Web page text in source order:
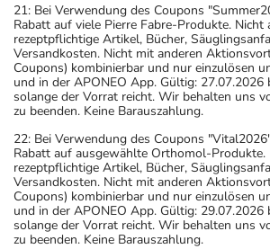
21: Bei Verwendung des Coupons
Rabatt auf viele Pierre Fabre-Produkte. Nicht
rezeptpflichtige Artikel, Bücher,
Versandkosten. Nicht mit anderen
Coupons) kombinierbar und nur einzulösen
und in der APONEO App. Gültig: 27.07.2026
solange der Vorrat reicht. Wir behalten uns
zu beenden. Keine Barauszahlung.
22: Bei Verwendung des Coupons
Rabatt auf ausgewählte Orthomol-
rezeptpflichtige Artikel, Bücher,
Versandkosten. Nicht mit anderen
Coupons) kombinierbar und nur einzulösen
und in der APONEO App. Gültig: 29.07.2026
solange der Vorrat reicht. Wir behalten uns
zu beenden. Keine Barauszahlung.